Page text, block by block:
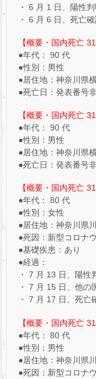
・ 6 月 1 日、陽性判
・ 6 月 6 日、死亡確
【概要・国内死亡
●年代： 90 代
●性別：男性
●居住地：神奈川県
●死亡日：発表番号
【概要・国内死亡
●年代： 90 代
●性別：男性
●居住地：神奈川県
●死亡日：発表番号
【概要・国内死亡
●年代： 80 代
●性別：女性
●居住地：神奈川県
●死因：新型コロナ
●基礎疾患：あり
●経過：
・ 7 月 13 日、陽性
・ 7 月 15 日、他の
・ 7 月 17 日、死亡
【概要・国内死亡
●年代： 80 代
●性別：男性
●居住地：神奈川県
●死因：新型コロナ